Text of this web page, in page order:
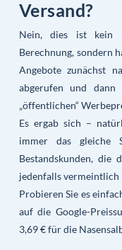
Versand?
Nein, dies ist kein
Berechnung, sondern
Angebote zunächst
abgerufen und dann
„öffentlichen“
Es ergab sich –
immer das gleiche
Bestandskunden, die
jedenfalls vermeintlich
Probieren Sie es
auf die Google-
3,69 € für die